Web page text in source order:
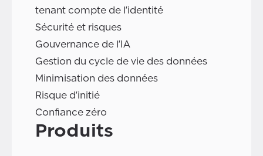
tenant compte de l'identité
Sécurité et risques
Gouvernance de l'IA
Gestion du cycle de vie des données
Minimisation des données
Risque d'initié
Confiance zéro
Produits